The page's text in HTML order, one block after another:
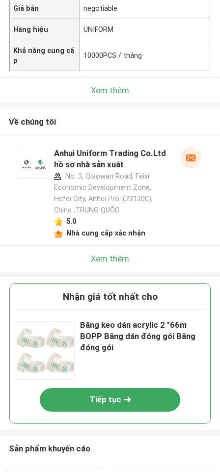
Giá bán negotiable
Hàng hiệu UNIFORM
Khả năng cung cấ
p
10000PCS / tháng
Xem thêm
Về chúng tôi
Anhui Uniform Trading Co.Ltd
hồ sơ nhà sản xuất
No. 3, Qiaowan Road, Feixi
Economic Development Zone,
Hefei City, Anhui Pro. (231200),
China ,TRUNG QUỐC
5.0
Nhà cung cấp xác nhận
Xem thêm
Nhận giá tốt nhất cho
Băng keo dán acrylic 2 "66m
BOPP Băng dán đóng gói Băng
đóng gói
Tiếp tục
Sản phẩm khuyến cáo